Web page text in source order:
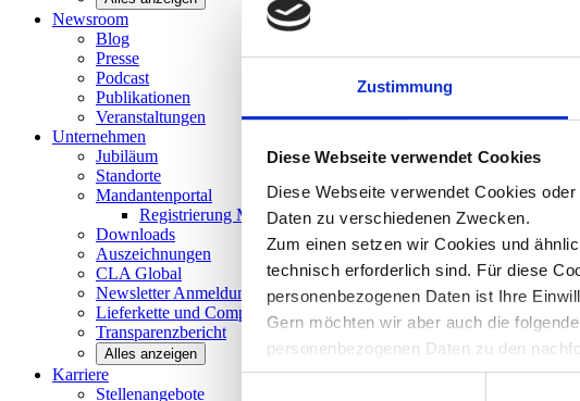
Zustimmung
Diese Webseite verwendet Cookies
Diese Webseite verwendet Cookies
Daten zu verschiedenen Zwecken.
Zum einen setzen wir Cookies und
technisch erforderlich sind. Für diese
personenbezogenen Daten ist Ihre
Gern möchten wir aber auch die
personenbezogenen Daten zu den
Newsroom
Blog
Presse
Podcast
Publikationen
Veranstaltungen
Unternehmen
Jubiläum
Standorte
Mandantenportal
Registrierung Mandantenportal
Downloads
Auszeichnungen
CLA Global
NewsletterAnmeldung
Lieferkette und Compliance
Transparenzbericht
Alles anzeigen
Karriere
Stellenangebote